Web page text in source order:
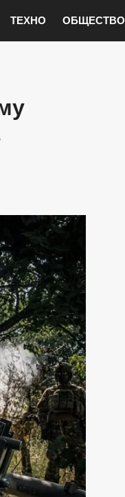
ТЕХНО ОБЩЕСТВО